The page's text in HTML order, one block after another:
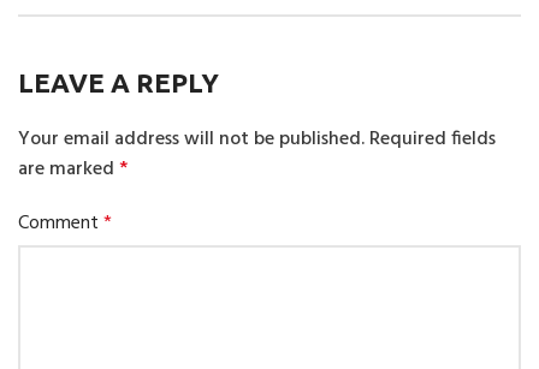
LEAVE A REPLY
Your email address will not be published.Required fields
are marked*
Comment*